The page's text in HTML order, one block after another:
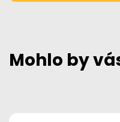
Mohlo by